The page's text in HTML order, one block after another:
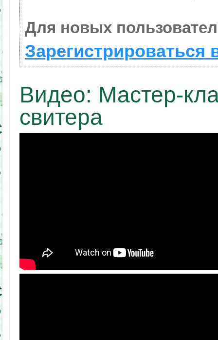
Для новых
Зарегистрироваться
Видео: Мастер-
свитера